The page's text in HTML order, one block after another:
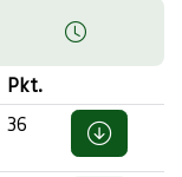
Pkt.
36